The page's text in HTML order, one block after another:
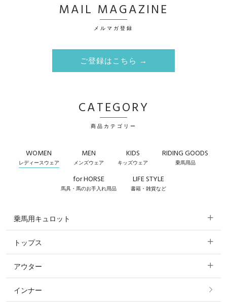
MAIL MAGAZINE
メルマガ登録
ご登録はこちら →
CATEGORY
商品カテゴリー
WOMEN
レディースウェア
MEN
メンズウェア
KIDS
キッズウェア
RIDING GOODS
乗馬用品
for HORSE
馬具・馬のお手入れ用品
LIFE STYLE
書籍・雑貨など
乗馬用キュロット
すべてのキュロット
フルグリップ・尻革 キュロット
ニーグリップ・膝革 キュロット
トップス
すべてのトップス
ポロシャツ
アウター
すべてのアウター
インナー